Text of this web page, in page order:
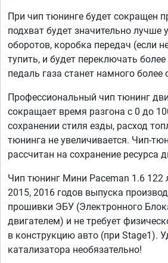
При чип тюнинге будет сокращен
подхват будет значительно лучше
оборотов, коробка передач (если
тупить, и будет переключать
педаль газа станет намного более
Профессиональный чип тюнинг
сокращает время разгона с 0 до
сохранении стиля езды, расход
тюнинга не увеличивается. Чип-
рассчитан на сохранение ресурса
Чип тюнинг Мини Paceman 1.6 122
2015, 2016 годов выпуска
прошивки ЭБУ (Электронного
двигателем) и не требует
в конструкцию авто (при Stage1).
катализатора необязательно!